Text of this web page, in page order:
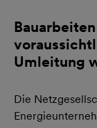
Umleitung
Die